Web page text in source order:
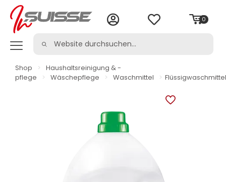
0
Shop >
Haushaltsreinigung & -
pflege
> Wäschepflege > Waschmittel > Flüssigwaschmittel